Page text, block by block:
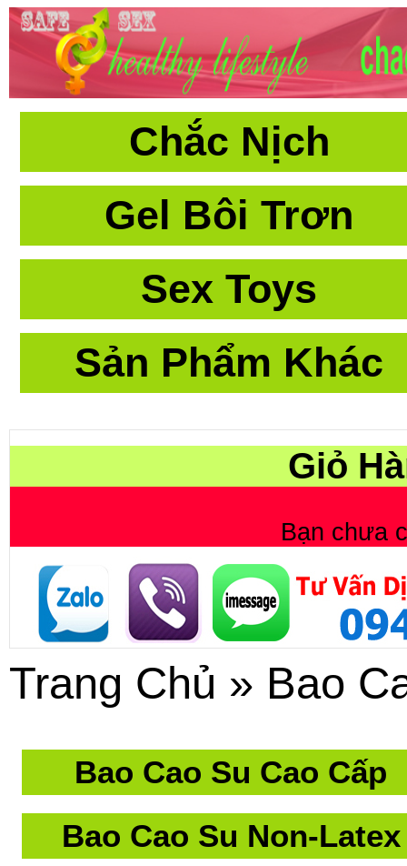
Chắc Nịch
Gel Bôi Trơn
Sex Toys
Sản Phẩm Khác
Giỏ
Bạn chưa
Trang Chủ » Bao
Bao Cao Su Cao Cấp
Bao Cao Su Non-Latex